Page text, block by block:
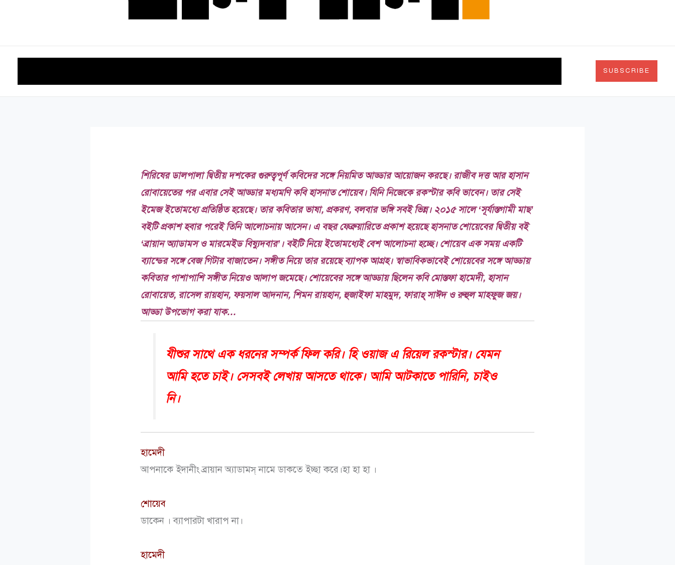
SearchSUBSCRIBE
শিরিষের ডালপালা দ্বিতীয় দশকের গুরুত্বপূর্ণ কবিদের সঙ্গে নিয়মিত আড্ডার আয়োজন করছে। রাজীব দত্ত আর হাসান
রোবায়েতের পর এবার সেই আড্ডার মধ্যমণি কবি হাসনাত শোয়েব। যিনি নিজেকে রকস্টার কবি ভাবেন। তার সেই
ইমেজ ইতোমধ্যে প্রতিষ্ঠিত হয়েছে। তার কবিতার ভাষা, প্রকরণ, বলবার ভঙ্গি সবই ভিন্ন। ২০১৫ সালে ‘সূর্যাস্তগামী মাছ’
বইটি প্রকাশ হবার পরেই তিনি আলোচনায় আসেন। এ বছর ফেব্রুয়ারিতে প্রকাশ হয়েছে হাসনাত শোয়েবের দ্বিতীয় বই
‘ব্রায়ান অ্যাডামস ও মারমেইড বিষ্যুদবার’। বইটি নিয়ে ইতোমধ্যেই বেশ আলোচনা হচ্ছে। শোয়েব এক সময় একটি
ব্যান্ডের সঙ্গে বেজ গিটার বাজাতেন। সঙ্গীত নিয়ে তার রয়েছে ব্যাপক আগ্রহ। স্বাভাবিকভাবেই শোয়েবের সঙ্গে আড্ডায়
কবিতার পাশাপাশি সঙ্গীত নিয়েও আলাপ জমেছে। শোয়েবের সঙ্গে আড্ডায় ছিলেন কবি মোস্তফা হামেদী, হাসান
রোবায়েত, রাসেল রায়হান, ফয়সাল আদনান, শিমন রায়হান, হুজাইফা মাহমুদ, ফারাহ্ সাঈদ ও রুহুল মাহফুজ জয়।
আড্ডা উপভোগ করা যাক…
যীশুর সাথে এক ধরনের সম্পর্ক ফিল করি। হি ওয়াজ এ রিয়েল রকস্টার। যেমন
আমি হতে চাই। সেসবই লেখায় আসতে থাকে। আমি আটকাতে পারিনি, চাইও
নি।
হামেদী
আপনাকে ইদানীং ব্রায়ান অ্যাডামস্ নামে ডাকতে ইচ্ছা করে।হা হা হা ।
শোয়েব
ডাকেন । ব্যাপারটা খারাপ না।
হামেদী